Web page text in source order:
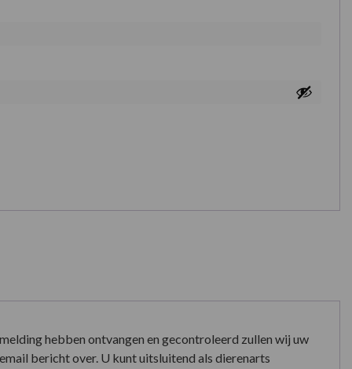
hebben ontvangen en gecontroleerd zullen wij uw
bericht over. U kunt uitsluitend als dierenarts